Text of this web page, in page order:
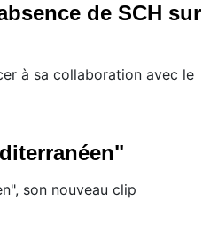
de SCH sur
à sa collaboration avec le
son nouveau clip